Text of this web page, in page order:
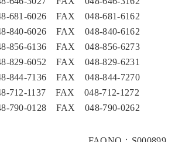
681-6026 FAX 048-681-6162
840-6026 FAX 048-840-6162
6136 FAX 048-856-6273
6052 FAX 048-829-6231
7136 FAX 048-844-7270
1137 FAX 048-712-1272
790-0128 FAX 048-790-0262